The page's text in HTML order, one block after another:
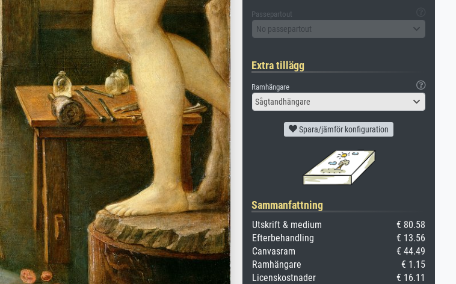
Passepartout
No passepartout
Extra tillägg
Ramhängare
Sågtandhängare
Spara/jämför konfiguration
Sammanfattning
Utskrift & medium
€ 80.58
Efterbehandling
€ 13.56
Canvasram
€ 44.49
Ramhängare
€ 1.15
Licenskostnader
€ 16.11